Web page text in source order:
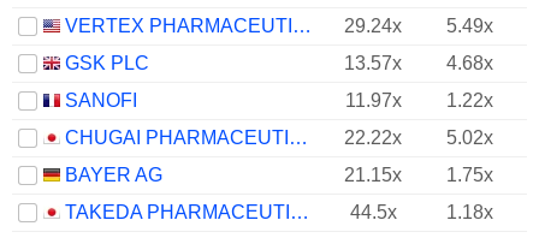
VERTEX PHARMACEUTICALS INCORPORATED
29.24x
5.49x
GSK PLC
13.57x
4.68x
SANOFI
11.97x
1.22x
CHUGAI PHARMACEUTICAL CO., LTD.
22.22x
5.02x
BAYER AG
21.15x
1.75x
TAKEDA PHARMACEUTICAL COMPANY LIMITED
44.5x 1.18x